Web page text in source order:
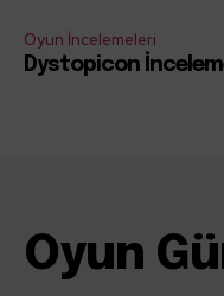
Oyun İncelemeleri
Dystopicon
Oyun